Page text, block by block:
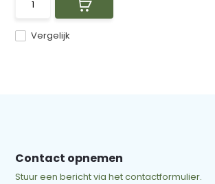
Vergelijk
Contact opnemen
Stuur een bericht via het contactformulier.